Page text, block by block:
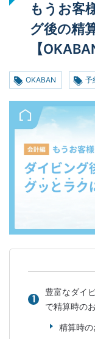
もうお客
グ後の精
【
OKABAN 予
豊富なダイ
で精算時の
精算時